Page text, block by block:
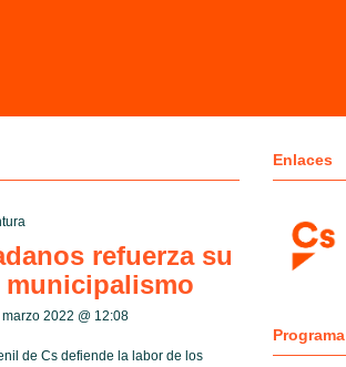
refuerza su
municipalismo
2022 @ 12:08
de Cs defiende la labor de los
Enlaces
Programa